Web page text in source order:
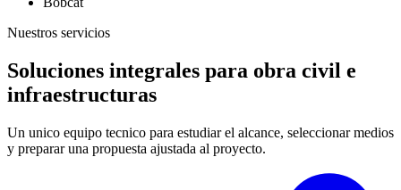
Nuestros servicios
Soluciones integrales para obra civil e
infraestructuras
Un unico equipo tecnico para estudiar el alcance, seleccionar medios
y preparar una propuesta ajustada al proyecto.